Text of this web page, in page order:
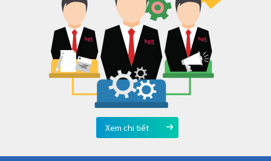
Xem chi tiết